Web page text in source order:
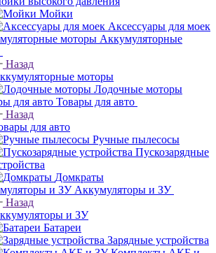
Мойки
Аксессуары для моек
Аккумуляторные
Назад
моторы
Лодочные моторы
Товары для авто
Назад
для авто
Ручные пылесосы
Пускозарядные
Домкраты
Аккумуляторы и ЗУ
Назад
и ЗУ
Батареи
Зарядные устройства